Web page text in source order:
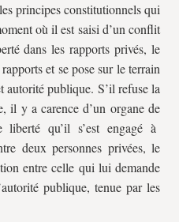
principes constitutionnels qui
où il est saisi d’un conflit
dans les rapports privés, le
et se pose sur le terrain
autorité publique. S’il refuse la
il y a carence d’un organe de
liberté qu’il s’est engagé à
deux personnes privées, le
entre celle qui lui demande
publique, tenue par les